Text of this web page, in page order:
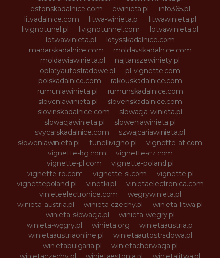
estonskadalnice.com
ewinieta.pl
info365.pl
litvadalnice.com
litwa-winieta.pl
litwawinieta.pl
livignotunel.pl
livignotunnel.com
lotvawinieta.pl
lotwawinieta.pl
lotysskadalnice.com
madarskadalnice.com
moldavskadalnice.com
moldawiawinieta.pl
najtanszewiniety.pl
oplatyautostradowe.pl
pl-vignette.com
polskadalnice.com
rakouskadalnice.com
rumuniawinieta.pl
rumunskadalnice.com
sloveniawinieta.pl
slovenskadalnice.com
slovinskadalnice.com
slowacja-winieta.pl
slowacjawinieta.pl
sloweniawinieta.pl
svycarskadalnice.com
szwajcariawinieta.pl
słoweniawinieta.pl
tunellivigno.pl
vignette-at.com
vignette-bg.com
vignette-cz.com
vignette-pl.com
vignette-poland.pl
vignette-ro.com
vignette-si.com
vignette.pl
vignettepoland.pl
vinetki.pl
vinietaelectronica.com
vinieteelectronice.com
wegrywinieta.pl
winieta-austria.pl
winieta-czechy.pl
winieta-litwa.pl
winieta-słowacja.pl
winieta-wegry.pl
winieta-węgry.pl
winieta.org
winietaaustria.pl
winietaaustriaonline.pl
winietaautostradowa.pl
winietabulgaria.pl
winietachorwacja.pl
winietaczechy.pl
winietaestonia.pl
winietalitwa.pl